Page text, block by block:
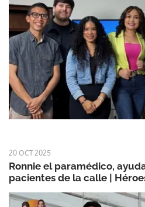
20 OCT 2025
Ronnie el paramédico,
pacientes de la calle |